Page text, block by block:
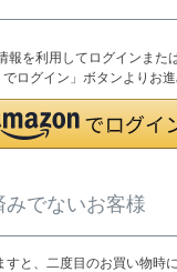
報を利用してログインまた
ログイン」ボタンよりお進
みでないお客様
と、二度目のお買い物時